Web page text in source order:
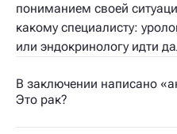
пониманием своей
какому специалисту:
или эндокринологу идти
В заключении написано
Это рак?